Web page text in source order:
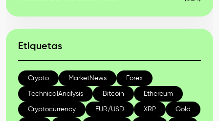
Etiquetas
Crypto MarketNews Forex
TechnicalAnalysis Bitcoin Ethereum
Cryptocurrency EUR/USD XRP Gold